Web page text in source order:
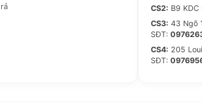
CS2: B9
CS3: 43 Ngõ
SĐT:
CS4: 205
SĐT: